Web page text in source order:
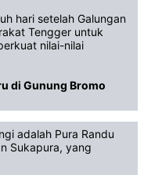
hari setelah Galungan
Tengger untuk
nilai-nilai
di Gunung Bromo
adalah Pura Randu
Sukapura, yang